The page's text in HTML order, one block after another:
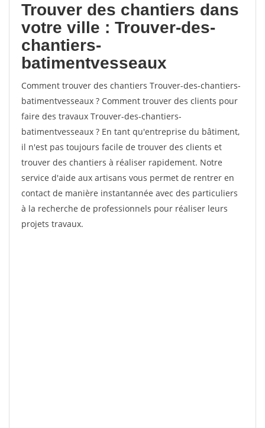
Trouver des chantiers dans
votre ville : Trouver-des-
chantiers-
batimentvesseaux
Comment trouver des chantiers Trouver-des-chantiers-
batimentvesseaux ? Comment trouver des clients pour
faire des travaux Trouver-des-chantiers-
batimentvesseaux ? En tant qu'entreprise du bâtiment,
il n'est pas toujours facile de trouver des clients et
trouver des chantiers à réaliser rapidement. Notre
service d'aide aux artisans vous permet de rentrer en
contact de manière instantannée avec des particuliers
à la recherche de professionnels pour réaliser leurs
projets travaux.